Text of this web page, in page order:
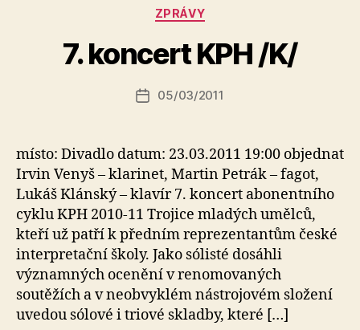
Rubriky
ZPRÁVY
7. koncert KPH /K/
Autor
příspěvku
t
o
a
s
Datum
05/03/2011
místo: Divadlo datum: 23.03.2011 19:00 objednat
Irvin Venyš – klarinet, Martin Petrák – fagot,
Lukáš Klánský – klavír 7. koncert abonentního
cyklu KPH 2010-11 Trojice mladých umělců,
kteří už patří k předním reprezentantům české
interpretační školy. Jako sólisté dosáhli
významných ocenění v renomovaných
soutěžích a v neobvyklém nástrojovém složení
uvedou sólové i triové skladby, které […]